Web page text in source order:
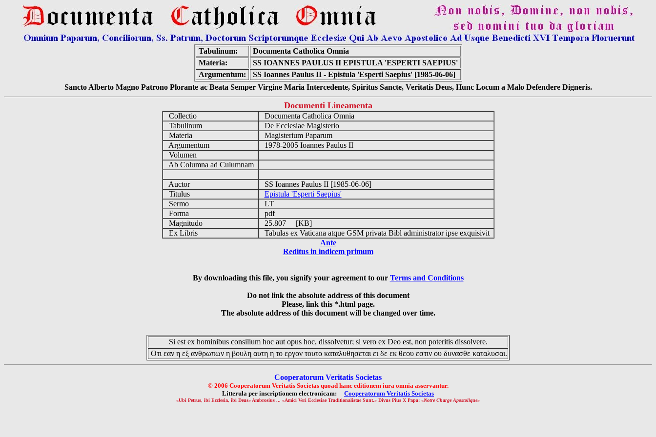
Tabulinum:
Documenta Catholica Omnia
Materia:
SS IOANNES PAULUS II EPISTULA 'ESPERTI SAEPIUS'
Argumentum:
SS Ioannes Paulus II - Epistula 'Esperti Saepius' [1985-06-06]
Sancto Alberto Magno Patrono Plorante ac Beata Semper Virgine Maria Intercedente, Spiritus Sancte, Veritatis Deus, Hunc Locum a Malo Defendere Digneris.
Documenti Lineamenta
Collectio
Documenta Catholica Omnia
Tabulinum
De Ecclesiae Magisterio
Materia
Magisterium Paparum
Argumentum
1978-2005 Ioannes Paulus II
Volumen
Ab Columna ad Culumnam
Auctor
SS Ioannes Paulus II [1985-06-06]
Titulus
Epistula 'Esperti Saepius'
Sermo
LT
Forma
pdf
Magnitudo
25.807 [KB]
Ex Libris
Tabulas ex Vaticana atque GSM privata Bibl administrator ipse exquisivit
Ante
Reditus in indicem primum
By downloading this file, you signify your agreement to our Terms and Conditions
Do not link the absolute address of this document
Please, link this *.html page.
The absolute address of this document will be changed over time.
Si est ex hominibus consilium hoc aut opus hoc, dissolvetur; si vero ex Deo est, non poteritis dissolvere.
Οτι εαν η εξ ανθρωπων η βουλη αυτη η το εργον τουτο καταλυθησεται ει δε εκ θεου εστιν ου δυνασθε καταλυσαι.
Cooperatorum Veritatis Societas
© 2006 Cooperatorum Veritatis Societas quoad hanc editionem iura omnia asservantur.
Litterula per inscriptionem electronicam: Cooperatorum Veritatis Societas
«Ubi Petrus, ibi Ecclesia, ibi Deus» Ambrosius ... «Amici Veri Ecclesiae Traditionalistae Sunt.» Divus Pius X Papa: «Notre Charge Apostolique»